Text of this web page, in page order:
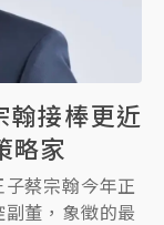
翰接棒更近
略家
子蔡宗翰今年正
董，象徵的最